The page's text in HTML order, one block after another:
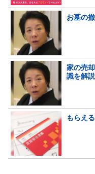
お墓の
家の売
識を解説
もらえ